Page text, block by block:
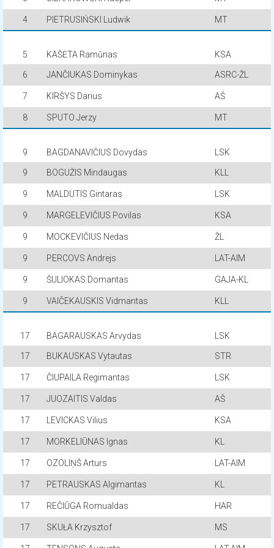
4 PIETRUSIŃSKI Ludwik MT
5 KAŠĖTA Ramūnas KSA
6 JANČIUKAS Dominykas ASRC-ŽL
7 KIRŠYS Darius AŠ
8 SPUTO Jerzy MT
9 BAGDANAVIČIUS Dovydas LSK
9 BOGUŽIS Mindaugas KLL
9 MALDUTIS Gintaras LSK
9 MARGELEVIČIUS Povilas KSA
9 MOCKEVIČIUS Nedas ŽL
9 PERCOVS Andrejs LAT-AIM
9 ŠULIOKAS Domantas GAJA-KL
9 VAIČEKAUSKIS Vidmantas KLL
17 BAGARAUSKAS Arvydas LSK
17 BUKAUSKAS Vytautas STR
17 ČIUPAILA Regimantas LSK
17 JUOZAITIS Valdas AŠ
17 LEVICKAS Vilius KSA
17 MORKELIŪNAS Ignas KL
17 OZOLIŅŠ Arturs LAT-AIM
17 PETRAUSKAS Algimantas KL
17 REČIŪGA Romualdas HAR
17 SKUŁA Krzysztof MS